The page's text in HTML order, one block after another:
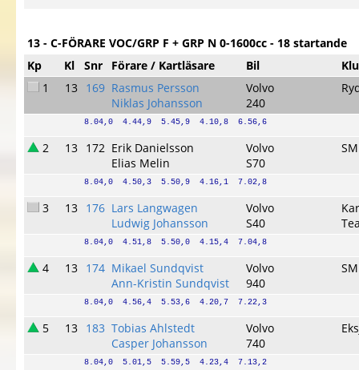
13 - C-FÖRARE VOC/GRP F + GRP N 0-1600cc - 18 startande
Kp
Kl Snr Förare / Kartläsare Bil
1
13 169 Rasmus Persson
Niklas Johansson
Volvo
240
8.04,0  4.44,9  5.45,9  4.10,8  6.56,6
2 13 172 Erik Danielsson
Elias Melin
Volvo
S70
8.04,0  4.50,3  5.50,9  4.16,1  7.02,8
3 13 176 Lars Langwagen
Ludwig Johansson
Volvo
S40
8.04,0  4.51,8  5.50,0  4.15,4  7.04,8
4 13 174 Mikael Sundqvist
Ann-Kristin Sundqvist
Volvo
940
8.04,0  4.56,4  5.53,6  4.20,7  7.22,3
5 13 183 Tobias Ahlstedt
Casper Johansson
Volvo
740
8.04,0  5.01,5  5.59,5  4.23,4  7.13,2